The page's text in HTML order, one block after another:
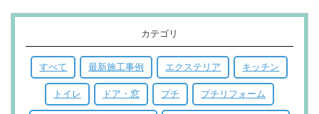
カテゴリ
すべて 最新施工事例 エクステリア キッチン
トイレ ドア・窓 プチ プチリフォーム